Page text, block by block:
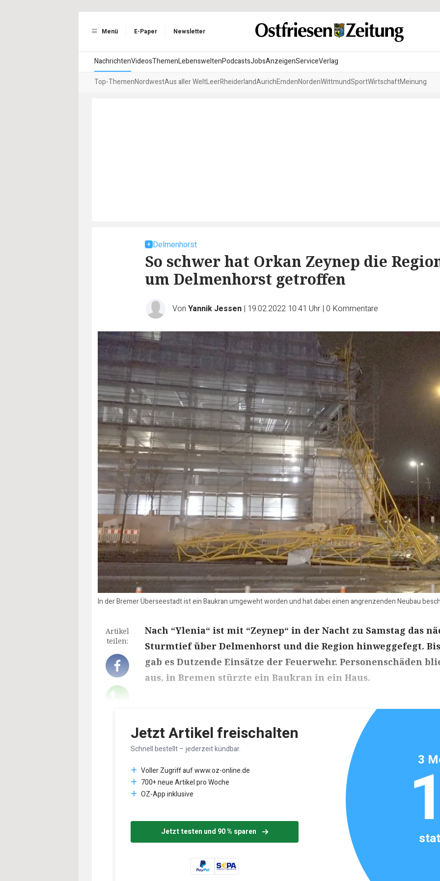
Menü E-Paper Newsletter
NachrichtenVideosThemenLebensweltenPodcastsJobsAnzeigenServiceVerlag
Top-ThemenNordwestAus aller WeltLeerRheiderlandAurichEmdenNordenWittmundSportWirtschaftMeinung
Delmenhorst
So schwer hat Orkan Zeynep die
um Delmenhorst getroffen
Von Yannik Jessen | 19.02.2022 10:41 Uhr | 0 Kommentare
In der Bremer Überseestadt ist ein Baukran umgeweht worden und hat dabei einen angrenzenden Neubau
Artikel
teilen:
Nach “Ylenia“ ist mit “Zeynep“ in der Nacht zu Samstag das
Sturmtief über Delmenhorst und die Region hinweggefegt.
gab es Dutzende Einsätze der Feuerwehr. Personenschäden
aus, in Bremen stürzte ein Baukran in ein Haus.
Jetzt Artikel freischalten
Schnell bestellt – jederzeit kündbar.
Voller Zugriff auf www.oz-online.de
700+ neue Artikel pro Woche
OZ-App inklusive
Jetzt testen und 90 % sparen
3